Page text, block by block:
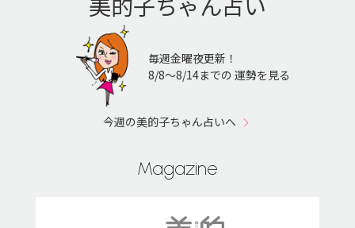
毎週金曜夜更新！
8/8〜8/14までの 運勢を見る
今週の美的子ちゃん占いへ
Magazine